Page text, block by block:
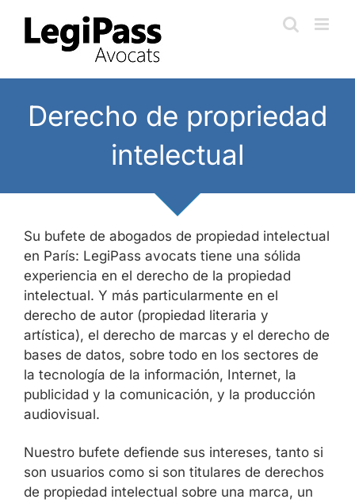
content
Derecho de propriedad
intelectual
Su bufete de abogados de propiedad intelectual
en París: LegiPass avocats tiene una sólida
experiencia en el derecho de la propiedad
intelectual. Y más particularmente en el
derecho de autor (propiedad literaria y
artística), el derecho de marcas y el derecho de
bases de datos, sobre todo en los sectores de
la tecnología de la información, Internet, la
publicidad y la comunicación, y la producción
audiovisual.
Nuestro bufete defiende sus intereses, tanto si
son usuarios como si son titulares de derechos
de propiedad intelectual sobre una marca, un